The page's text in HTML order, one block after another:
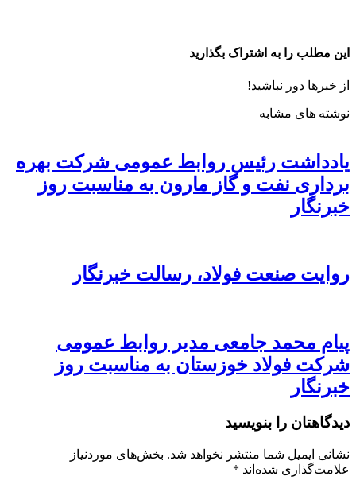
این مطلب را به اشتراک بگذارید
از خبرها دور نباشید!
نوشته های مشابه
یادداشت رئیس روابط عمومی شرکت بهره
برداری نفت و گاز مارون به مناسبت روز
خبرنگار
روایت صنعت فولاد،‌ رسالت خبرنگار
پیام محمد جامعی مدیر روابط عمومی
شرکت فولاد خوزستان به مناسبت روز
خبرنگار
دیدگاهتان را بنویسید
نشانی ایمیل شما منتشر نخواهد شد. بخش‌های موردنیاز
علامت‌گذاری شده‌اند *